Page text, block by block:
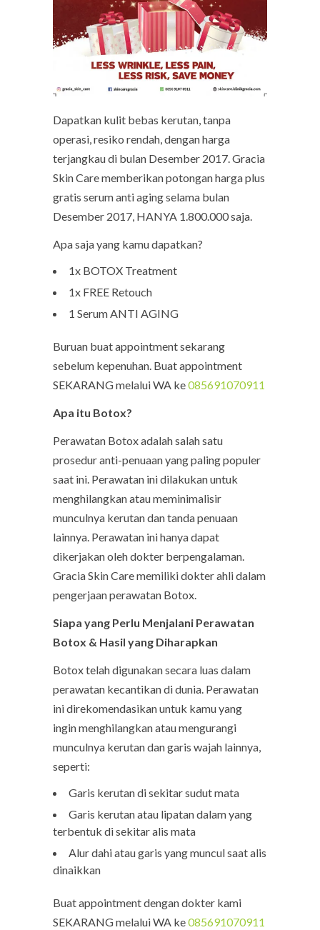
Dapatkan kulit bebas kerutan, tanpa
operasi, resiko rendah, dengan harga
terjangkau di bulan Desember 2017. Gracia
Skin Care memberikan potongan harga plus
gratis serum anti aging selama bulan
Desember 2017, HANYA 1.800.000 saja.
Apa saja yang kamu dapatkan?
1x BOTOX Treatment
1x FREE Retouch
1 Serum ANTI AGING
Buruan buat appointment sekarang
sebelum kepenuhan. Buat appointment
SEKARANG melalui WA ke085691070911
Apa itu Botox?
Perawatan Botox adalah salah satu
prosedur anti-penuaan yang paling populer
saat ini. Perawatan ini dilakukan untuk
menghilangkan atau meminimalisir
munculnya kerutan dan tanda penuaan
lainnya. Perawatan ini hanya dapat
dikerjakan oleh dokter berpengalaman.
Gracia Skin Care memiliki dokter ahli dalam
pengerjaan perawatan Botox.
Siapa yang Perlu Menjalani Perawatan
Botox & Hasil yang Diharapkan
Botox telah digunakan secara luas dalam
perawatan kecantikan di dunia. Perawatan
ini direkomendasikan untuk kamu yang
ingin menghilangkan atau mengurangi
munculnya kerutan dan garis wajah lainnya,
seperti:
Garis kerutan di sekitar sudut mata
Garis kerutan atau lipatan dalam yang
terbentuk di sekitar alis mata
Alur dahi atau garis yang muncul saat alis
dinaikkan
Buat appointment dengan dokter kami
SEKARANG melalui WA ke085691070911